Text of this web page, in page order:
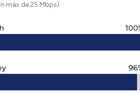
más de 25 Mbps)